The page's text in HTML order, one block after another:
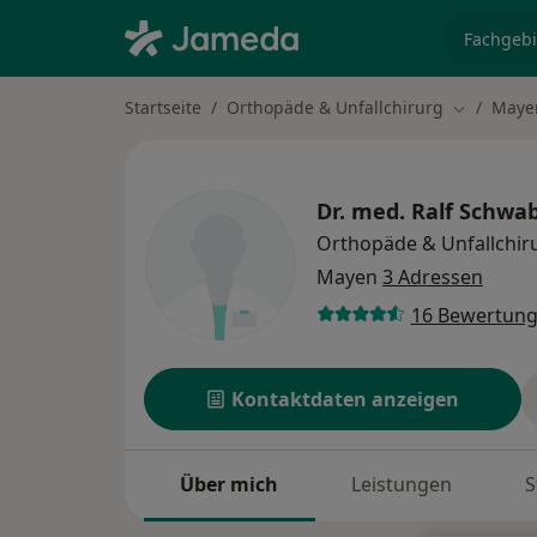
Startseite Orthopäde & Unfallchirurg Stadt
Dr. med. Ralf
Orthopäde &
Mayen 3 Adressen
16
Kontaktdaten anzeigen
Über mich Leistungen